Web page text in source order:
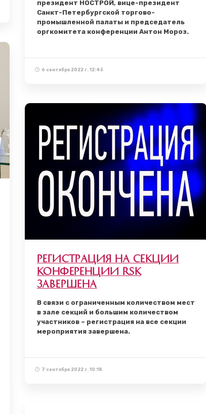
президент НОСТРОЙ, вице-президент
Санкт-Петербургской торгово-
промышленной палаты и председатель
оргкомитета конференции Антон Мороз.
6 сентября 2022 г. 12:45
Регистрация на секции
Конференции RSK
завершена
В связи с ограниченным количеством мест
в зале секций и большим количеством
участников – регистрация на все секции
мероприятия завершена.
7 сентября 2022 г. 10:18